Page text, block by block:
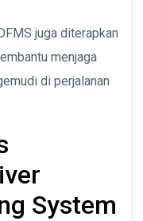
juga diterapkan
menjaga
di perjalanan
System